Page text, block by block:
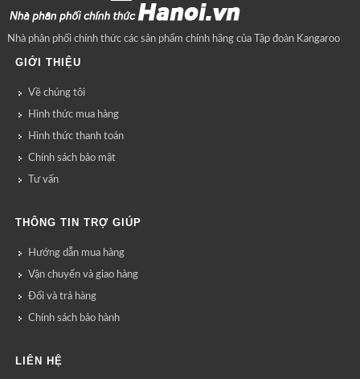
Nhà phân phối chính thức các sản phẩm chính hãng của Tập đoàn Kangaroo
GIỚI THIỆU
Về chúng tôi
Hình thức mua hàng
Hình thức thanh toán
Chính sách bảo mật
Tư vấn
THÔNG TIN TRỢ GIÚP
Hướng dẫn mua hàng
Vận chuyển và giao hàng
Đổi và trả hàng
Chính sách bảo hành
LIÊN HỆ